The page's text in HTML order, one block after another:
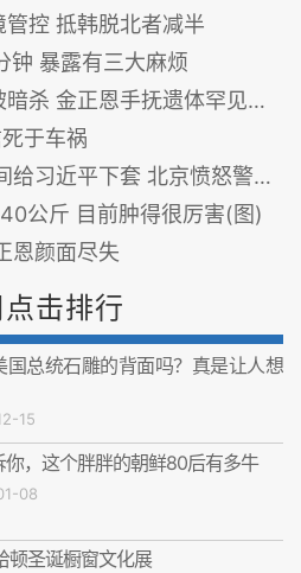
控 抵韩脱北者减半
钟 暴露有三大麻烦
杀 金正恩手抚遗体罕见流泪
于车祸
习近平下套 北京愤怒警告朝鲜
公斤 目前肿得很厉害(图)
恩颜面尽失
击排行
国总统石雕的背面吗？真是让人想
15
你，这个胖胖的朝鲜80后有多牛
08
顿圣诞橱窗文化展